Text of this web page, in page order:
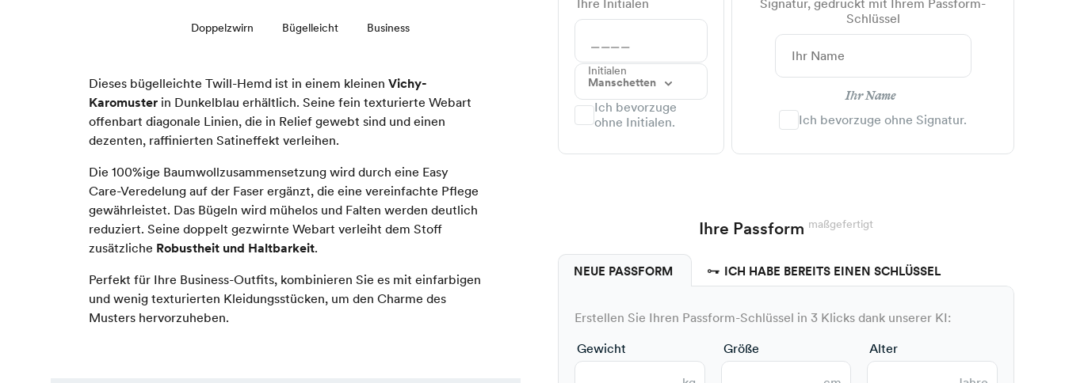
Doppelzwirn Bügelleicht Business
Dieses bügelleichte Twill-Hemd ist in einem kleinen Vichy-
Karomuster in Dunkelblau erhältlich. Seine fein texturierte Webart
offenbart diagonale Linien, die in Relief gewebt sind und einen
dezenten, raffinierten Satineffekt verleihen.
Die 100%ige Baumwollzusammensetzung wird durch eine Easy
Care-Veredelung auf der Faser ergänzt, die eine vereinfachte Pflege
gewährleistet. Das Bügeln wird mühelos und Falten werden deutlich
reduziert. Seine doppelt gezwirnte Webart verleiht dem Stoff
zusätzliche Robustheit und Haltbarkeit.
Perfekt für Ihre Business-Outfits, kombinieren Sie es mit einfarbigen
und wenig texturierten Kleidungsstücken, um den Charme des
Musters hervorzuheben.
Ihre Initialen
Initialen
Manschetten
Ich bevorzuge
ohne Initialen.
Signatur, gedruckt mit Ihrem Passform-
Schlüssel
Ihr Name
Ich bevorzuge ohne Signatur.
Ihre Passform maßgefertigt
NEUE PASSFORM ICH HABE BEREITS EINEN SCHLÜSSEL
Erstellen Sie Ihren Passform-Schlüssel in 3 Klicks dank unserer KI:
Gewicht Größe Alter